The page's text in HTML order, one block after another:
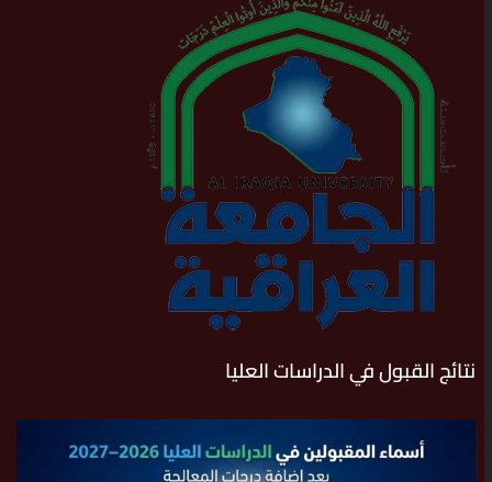
نتائج القبول في الدراسات العليا